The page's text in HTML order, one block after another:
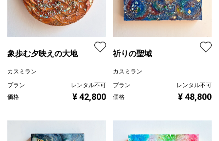
象歩む夕映えの大地
カスミラン
プラン
レンタル不可
価格
¥ 42,800
祈りの聖域
カスミラン
プラン
レンタル不可
価格
¥ 48,800